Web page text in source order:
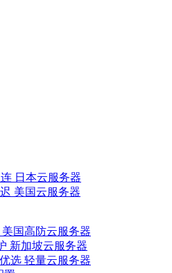
日本云服务器
美国云服务器
美国高防云服务器
新加坡云服务器
选 轻量云服务器